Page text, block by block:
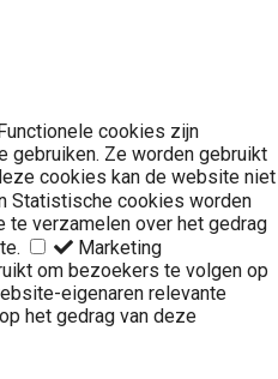
cookies zijn
gebruiken. Ze worden gebruikt
cookies kan de website niet
Statistische cookies worden
te verzamelen over het gedrag
Marketing
om bezoekers te volgen op
eigenaren relevante
het gedrag van deze